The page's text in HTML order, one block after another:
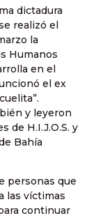
dictadura
realizó el
la
Humanos
en el
el ex
y leyeron
de H.I.J.O.S. y
Bahía
personas que
las víctimas
continuar